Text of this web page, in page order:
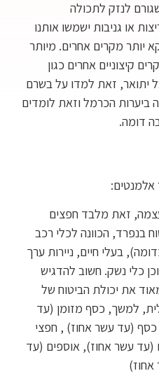
לנזק לתכולה
או גניבות ישמשו אותנו
יותר מקרים אחרים. מיותר
קיצוניים אחרים כגון
יתואר, זאת למדו על בשרם
ביערות הכרמל וזאת לומדים
דומה.
אלמנטים:
זאת מלבד חפצים
בנפרד, הכוונה לכלי רכב
בעלי חיים, ניירות ערך
כלי נשק. חשוב להדגיש
את יכולת הביטוח של
למשך, כסף מזומן (עד
(עד עשר אחוז) , חפצי
(עד עשר אחוז), אוספים (עד